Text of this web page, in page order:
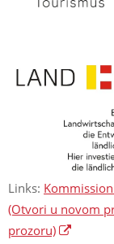
Links: Kommission
(Otvori u novom
prozoru)